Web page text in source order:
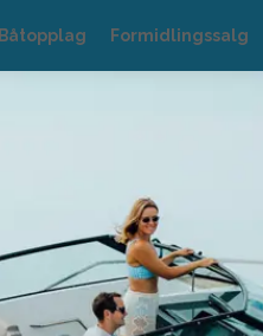
Båtopplag Formidlingssalg